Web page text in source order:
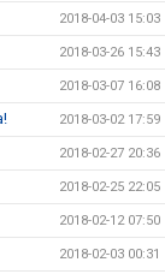
2018-04-03 15:03
2018-03-26 15:43
2018-03-07 16:08
2018-03-02 17:59
2018-02-27 20:36
2018-02-25 22:05
2018-02-12 07:50
2018-02-03 00:31